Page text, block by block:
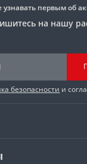
узнавать первым об
на нашу
безопасности и